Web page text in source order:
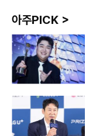
아주PICK >